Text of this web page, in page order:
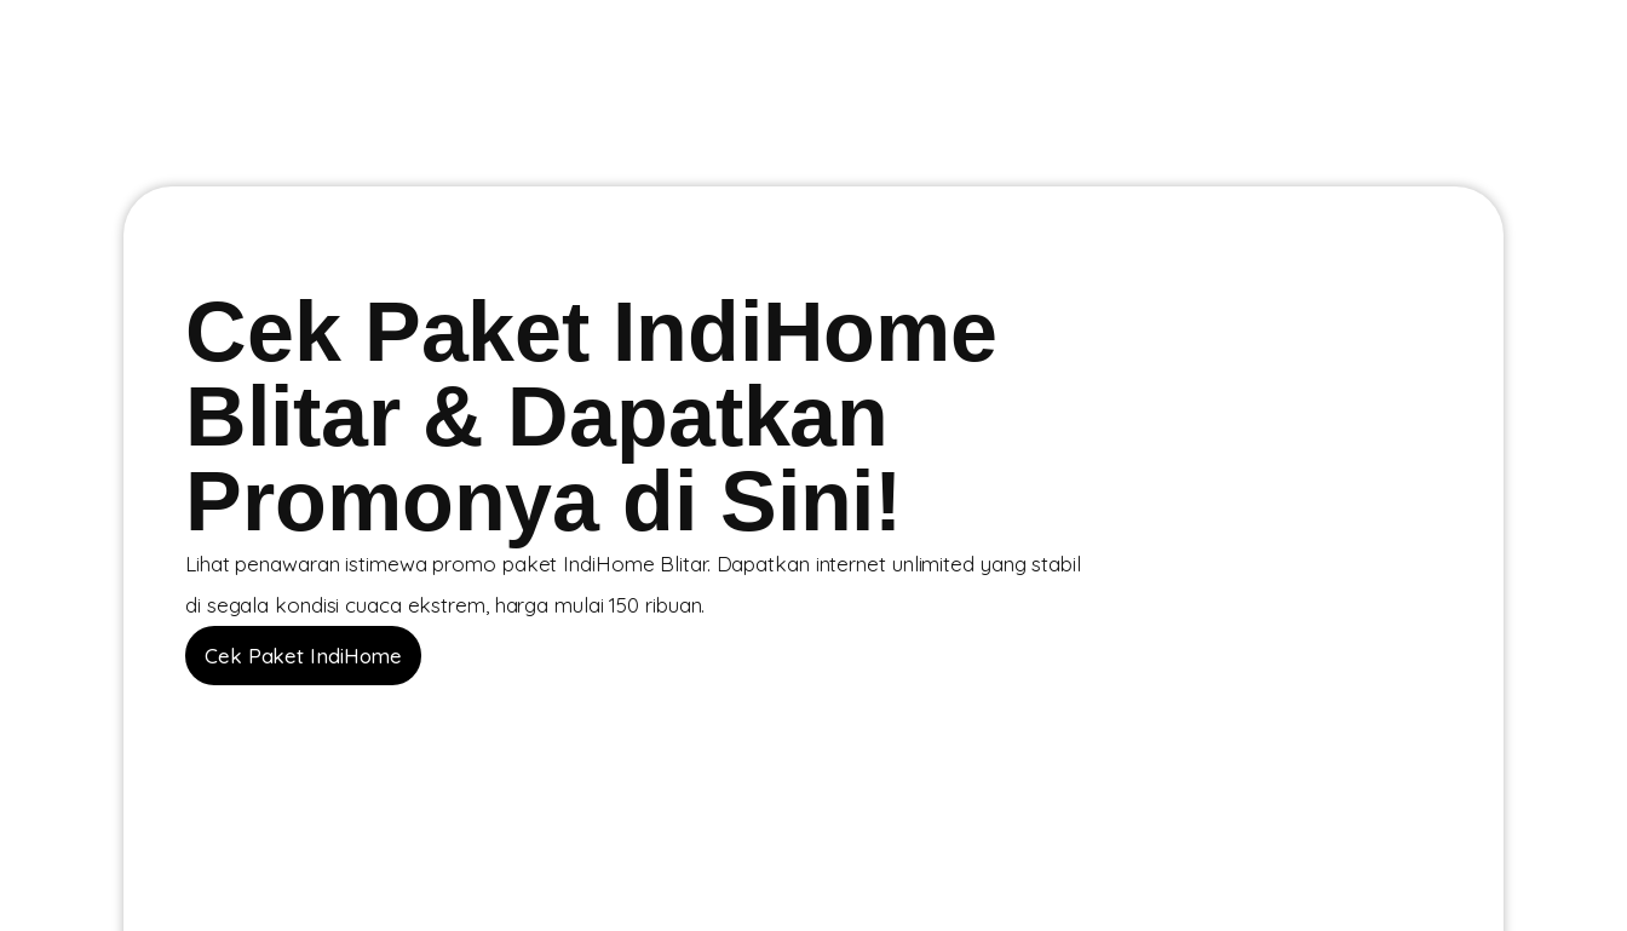
Cek Paket IndiHome
Blitar & Dapatkan
Promonya di Sini!
Lihat penawaran istimewa promo paket IndiHome Blitar. Dapatkan internet unlimited yang stabil
di segala kondisi cuaca ekstrem, harga mulai 150 ribuan.
Cek Paket IndiHome